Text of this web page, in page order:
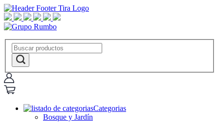
Categorias
Bosque y Jardín